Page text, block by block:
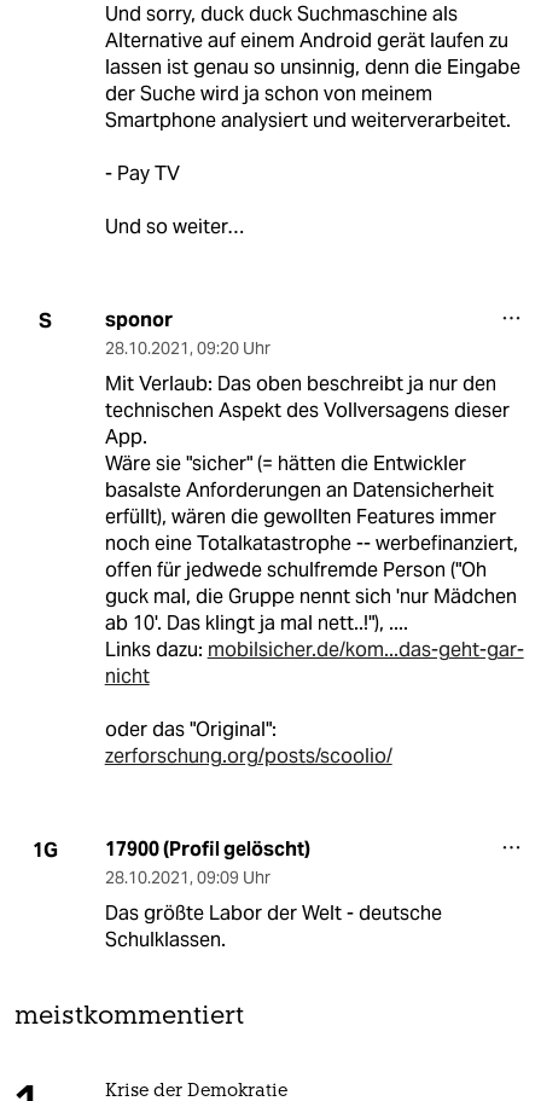
Und sorry, duck duck Suchmaschine als
Alternative auf einem Android gerät laufen zu
lassen ist genau so unsinnig, denn die Eingabe
der Suche wird ja schon von meinem
Smartphone analysiert und weiterverarbeitet.
- Pay TV
Und so weiter…
S sponor
28.10.2021, 09:20 Uhr
Mit Verlaub: Das oben beschreibt ja nur den
technischen Aspekt des Vollversagens dieser
App.
Wäre sie "sicher" (= hätten die Entwickler
basalste Anforderungen an Datensicherheit
erfüllt), wären die gewollten Features immer
noch eine Totalkatastrophe -- werbefinanziert,
offen für jedwede schulfremde Person ("Oh
guck mal, die Gruppe nennt sich 'nur Mädchen
ab 10'. Das klingt ja mal nett..!"), ....
Links dazu: mobilsicher.de/kom...das-geht-gar-
nicht
oder das "Original":
zerforschung.org/posts/scoolio/
1G 17900 (Profil gelöscht)
28.10.2021, 09:09 Uhr
Das größte Labor der Welt - deutsche
Schulklassen.
meistkommentiert
Krise der Demokratie